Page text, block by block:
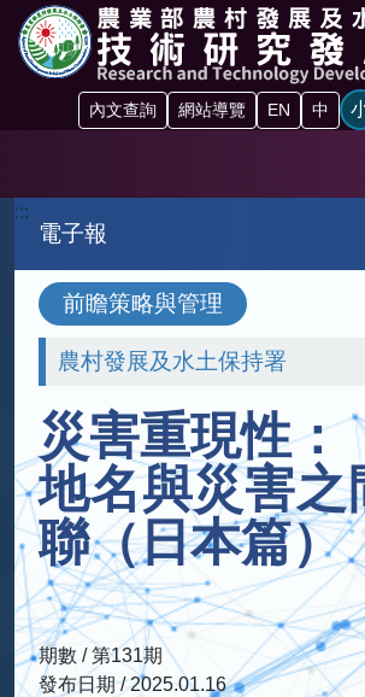
跳到主要內容區塊
內文查詢 網站導覽 EN 中
:::
電子報
前瞻策略與管理
農村發展及水土保持署
災害重現性：
地名與災害之
聯（日本篇）
期數 / 第131期
發布日期 / 2025.01.16